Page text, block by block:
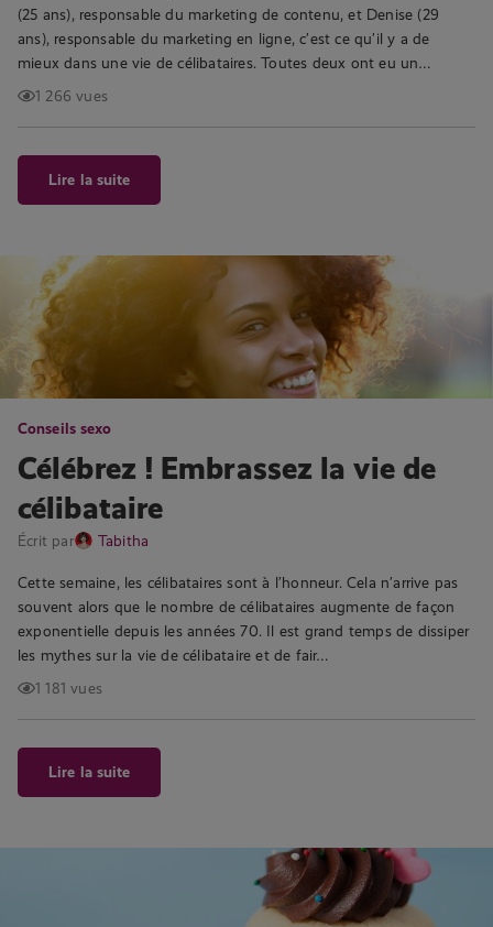
(25 ans), responsable du marketing de contenu, et Denise (29
ans), responsable du marketing en ligne, c’est ce qu’il y a de
mieux dans une vie de célibataires. Toutes deux ont eu un…
1 266 vues
Lire la suite
Conseils sexo
Célébrez ! Embrassez la vie de
célibataire
Écrit par Tabitha
Cette semaine, les célibataires sont à l’honneur. Cela n’arrive pas
souvent alors que le nombre de célibataires augmente de façon
exponentielle depuis les années 70. Il est grand temps de dissiper
les mythes sur la vie de célibataire et de fair…
1 181 vues
Lire la suite